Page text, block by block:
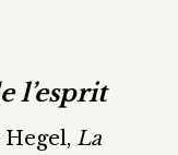
l’esprit
Hegel, La